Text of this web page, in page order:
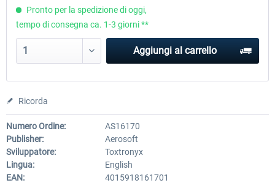
Pronto per la spedizione di oggi,
tempo di consegna ca. 1-3 giorni **
Aggiungi al carrello
Ricorda
Numero Ordine:
AS16170
Publisher:
Aerosoft
Sviluppatore:
Toxtronyx
Lingua:
English
EAN:
4015918161701